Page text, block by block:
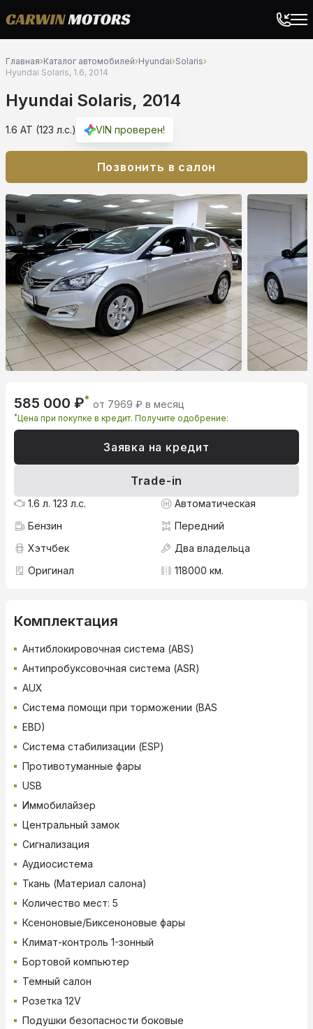
Главная›Каталог автомобилей›Hyundai›Solaris›
Hyundai Solaris, 1.6, 2014
Hyundai Solaris, 2014
1.6 AT (123 л.с.) VIN проверен!
Позвонить в салон
585 000 ₽* от 7969 ₽ в месяц
*Цена при покупке в кредит. Получите одобрение:
Заявка на кредит
Trade-in
1.6 л. 123 л.с.
Автоматическая
Бензин
Передний
Хэтчбек
Два владельца
Оригинал
118000 км.
Комплектация
Антиблокировочная система (ABS)
Антипробуксовочная система (ASR)
AUX
Система помощи при торможении (BAS
EBD)
Система стабилизации (ESP)
Противотуманные фары
USB
Иммобилайзер
Центральный замок
Сигнализация
Аудиосистема
Ткань (Материал салона)
Количество мест: 5
Ксеноновые/Биксеноновые фары
Климат-контроль 1-зонный
Бортовой компьютер
Темный салон
Розетка 12V
Подушки безопасности боковые